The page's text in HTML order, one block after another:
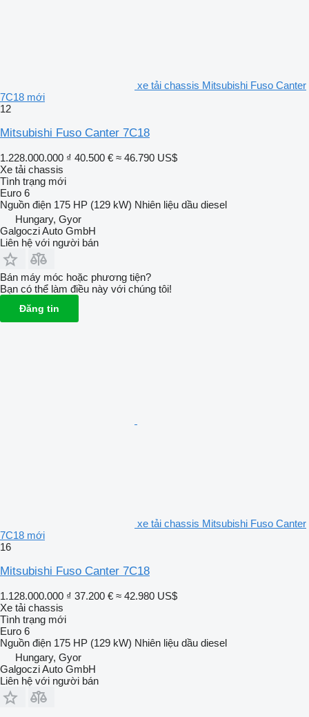
xe tải chassis Mitsubishi Fuso Canter
7C18 mới
12
Mitsubishi Fuso Canter 7C18
1.228.000.000 ₫ 40.500 € ≈ 46.790 US$
Xe tải chassis
Tình trạng mới
Euro 6
Nguồn điện 175 HP (129 kW) Nhiên liệu dầu diesel
Hungary, Gyor
Galgoczi Auto GmbH
Liên hệ với người bán
Bán máy móc hoặc phương tiện?
Bạn có thể làm điều này với chúng tôi!
Đăng tin
xe tải chassis Mitsubishi Fuso Canter
7C18 mới
16
Mitsubishi Fuso Canter 7C18
1.128.000.000 ₫ 37.200 € ≈ 42.980 US$
Xe tải chassis
Tình trạng mới
Euro 6
Nguồn điện 175 HP (129 kW) Nhiên liệu dầu diesel
Hungary, Gyor
Galgoczi Auto GmbH
Liên hệ với người bán